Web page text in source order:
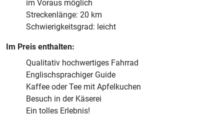
im Voraus möglich
Streckenlänge: 20 km
Schwierigkeitsgrad: leicht
Im Preis enthalten:
Qualitativ hochwertiges Fahrrad
Englischsprachiger Guide
Kaffee oder Tee mit Apfelkuchen
Besuch in der Käserei
Ein tolles Erlebnis!